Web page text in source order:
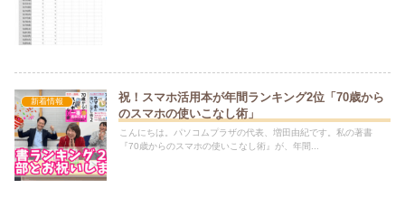
新着情報
祝！スマホ活用本が年間ランキング2位「70歳から
のスマホの使いこなし術」
こんにちは。パソコムプラザの代表、増田由紀です。私の著書
『70歳からのスマホの使いこなし術』が、年間...